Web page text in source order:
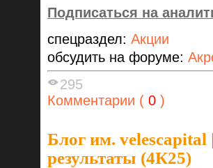
Подписаться на
спецраздел: Акции
обсудить на форуме:
295
Комментарии ( 0 )
Блог им. velescapital
результаты (4К25)